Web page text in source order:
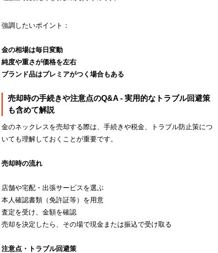
強調したいポイント：
金の相場は毎日変動
純度や重さが価格を左右
ブランド品はプレミアがつく場合もある
売却時の手続きや注意点のQ&A - 実用的なトラブル回避策
も含めて解説
金のネックレスを売却する際は、手続きや税金、トラブル防止策につ
いても理解しておくことが重要です。
売却時の流れ
店舗や宅配・出張サービスを選ぶ
本人確認書類（免許証等）を用意
査定を受け、金額を確認
売却を決定したら、その場で現金または振込で受け取る
注意点・トラブル回避策